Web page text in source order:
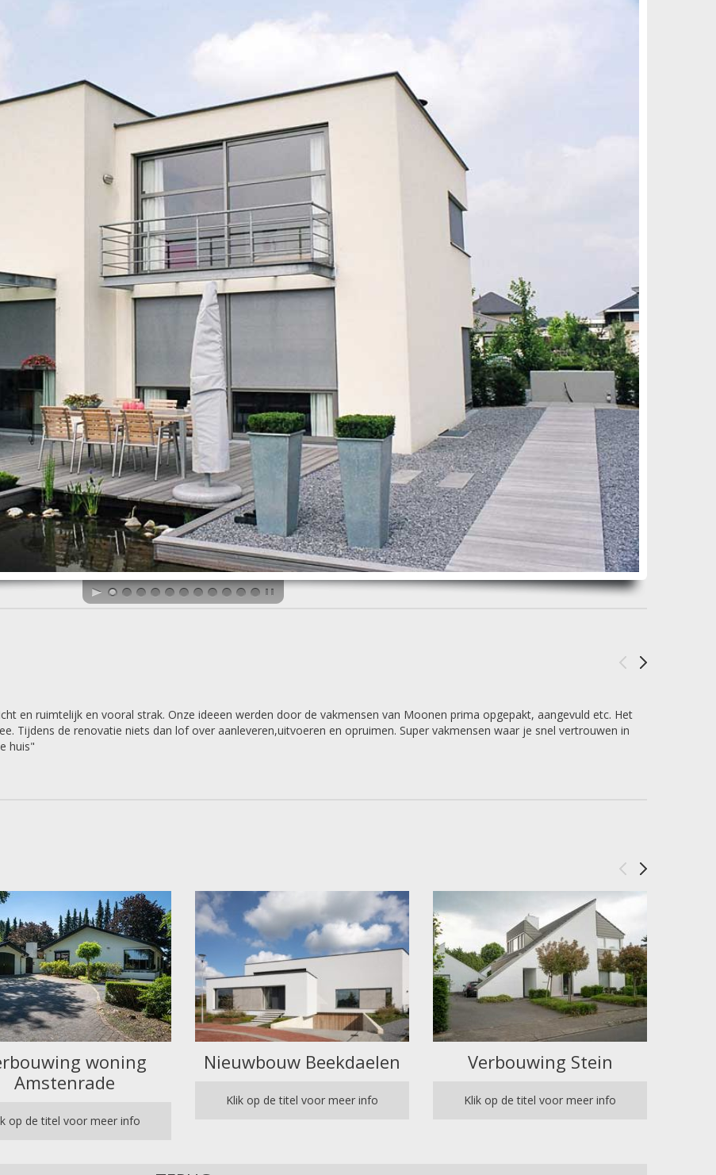
en ruimtelijk en vooral strak. Onze ideeen werden door de vakmensen van Moonen prima opgepakt, aangevuld etc. Het
Tijdens de renovatie niets dan lof over aanleveren,uitvoeren en opruimen. Super vakmensen waar je snel vertrouwen in
huis"
woning
Amstenrade
op de titel voor meer info
Nieuwbouw Beekdaelen
Klik op de titel voor meer info
Verbouwing Stein
Klik op de titel voor meer info